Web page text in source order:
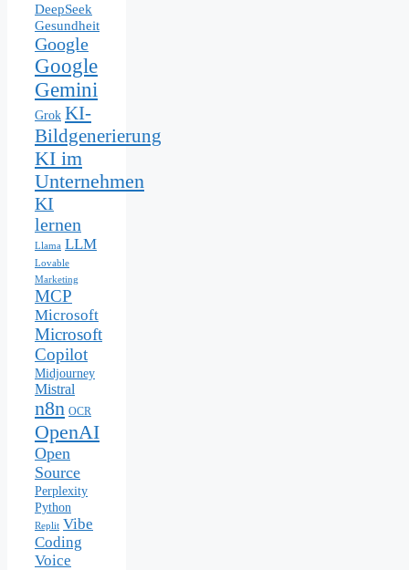
DeepSeek
Gesundheit
Google
Google
Gemini
Grok KI-
Bildgenerierung
KI im
Unternehmen
KI
lernen
Llama LLM
Lovable
Marketing
MCP
Microsoft
Microsoft
Copilot
Midjourney
Mistral
n8n OCR
OpenAI
Open
Source
Perplexity
Python
Replit Vibe
Coding
Voice